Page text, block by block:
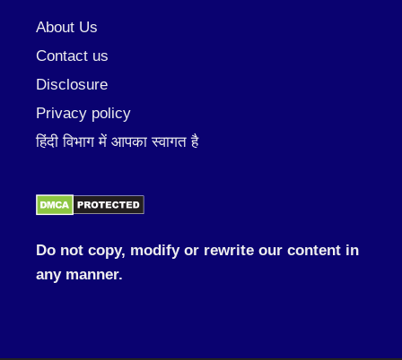
About Us
Contact us
Disclosure
Privacy policy
हिंदी विभाग में आपका स्वागत है
Do not copy, modify or rewrite our content in
any manner.